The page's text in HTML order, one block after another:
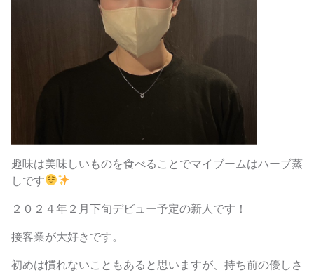
趣味は美味しいものを食べることでマイブームはハーブ蒸
しです
２０２４年２月下旬デビュー予定の新人です！
接客業が大好きです。
初めは慣れないこともあると思いますが、持ち前の優しさ